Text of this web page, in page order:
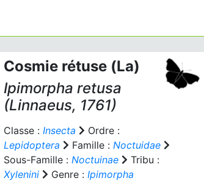
Cosmie rétuse (La)
Ipimorpha retusa
(Linnaeus, 1761)
Classe : Insecta
Ordre :
Lepidoptera
Famille : Noctuidae
Sous-Famille : Noctuinae
Tribu :
Xylenini
Genre : Ipimorpha